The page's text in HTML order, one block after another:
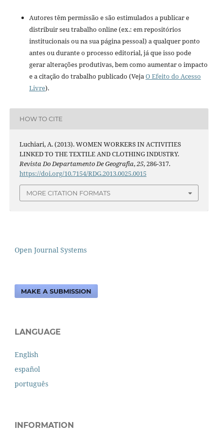
Autores têm permissão e são estimulados a publicar e
distribuir seu trabalho online (ex.: em repositórios
institucionais ou na sua página pessoal) a qualquer ponto
antes ou durante o processo editorial, já que isso pode
gerar alterações produtivas, bem como aumentar o impacto
e a citação do trabalho publicado (VejaO Efeito do Acesso
Livre).
HOW TO CITE
Luchiari, A. (2013). WOMEN WORKERS IN ACTIVITIES
LINKED TO THE TEXTILE AND CLOTHING INDUSTRY.
Revista Do Departamento De Geografia,25, 286-317.
https://doi.org/10.7154/RDG.2013.0025.0015
MORE CITATION FORMATS
Open Journal Systems
MAKE A SUBMISSION
LANGUAGE
English
español
português
INFORMATION